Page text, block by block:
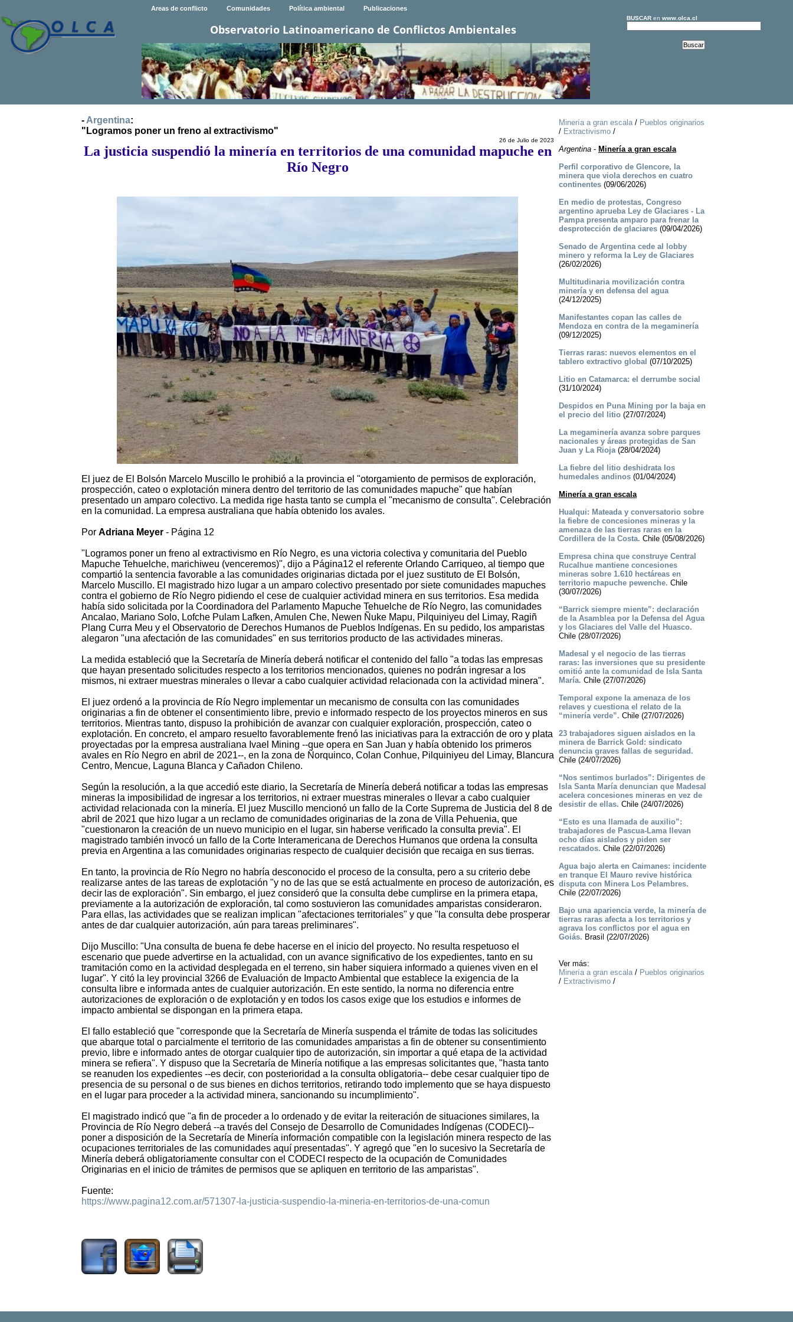
Areas de conflicto Comunidades Política ambiental Publicaciones
Observatorio Latinoamericano de Conflictos Ambientales
BUSCARen www.olca.cl
- Argentina:
"Logramos poner un freno al extractivismo"
26 de Julio de 2023
La justicia suspendió la minería en territorios de una comunidad mapuche en
Río Negro
El juez de El Bolsón Marcelo Muscillo le prohibió a la provincia el "otorgamiento de permisos de exploración,
prospección, cateo o explotación minera dentro del territorio de las comunidades mapuche" que habían
presentado un amparo colectivo. La medida rige hasta tanto se cumpla el "mecanismo de consulta". Celebración
en la comunidad. La empresa australiana que había obtenido los avales.
Por Adriana Meyer - Página 12
"Logramos poner un freno al extractivismo en Río Negro, es una victoria colectiva y comunitaria del Pueblo
Mapuche Tehuelche, marichiweu (venceremos)", dijo a Página12 el referente Orlando Carriqueo, al tiempo que
compartió la sentencia favorable a las comunidades originarias dictada por el juez sustituto de El Bolsón,
Marcelo Muscillo. El magistrado hizo lugar a un amparo colectivo presentado por siete comunidades mapuches
contra el gobierno de Río Negro pidiendo el cese de cualquier actividad minera en sus territorios. Esa medida
había sido solicitada por la Coordinadora del Parlamento Mapuche Tehuelche de Río Negro, las comunidades
Ancalao, Mariano Solo, Lofche Pulam Lafken, Amulen Che, Newen Ñuke Mapu, Pilquiniyeu del Limay, Ragiñ
Plang Curra Meu y el Observatorio de Derechos Humanos de Pueblos Indígenas. En su pedido, los amparistas
alegaron "una afectación de las comunidades" en sus territorios producto de las actividades mineras.
La medida estableció que la Secretaría de Minería deberá notificar el contenido del fallo "a todas las empresas
que hayan presentado solicitudes respecto a los territorios mencionados, quienes no podrán ingresar a los
mismos, ni extraer muestras minerales o llevar a cabo cualquier actividad relacionada con la actividad minera".
El juez ordenó a la provincia de Río Negro implementar un mecanismo de consulta con las comunidades
originarias a fin de obtener el consentimiento libre, previo e informado respecto de los proyectos mineros en sus
territorios. Mientras tanto, dispuso la prohibición de avanzar con cualquier exploración, prospección, cateo o
explotación. En concreto, el amparo resuelto favorablemente frenó las iniciativas para la extracción de oro y plata
proyectadas por la empresa australiana Ivael Mining --que opera en San Juan y había obtenido los primeros
avales en Río Negro en abril de 2021--, en la zona de Ñorquinco, Colan Conhue, Pilquiniyeu del Limay, Blancura
Centro, Mencue, Laguna Blanca y Cañadon Chileno.
Según la resolución, a la que accedió este diario, la Secretaría de Minería deberá notificar a todas las empresas
mineras la imposibilidad de ingresar a los territorios, ni extraer muestras minerales o llevar a cabo cualquier
actividad relacionada con la minería. El juez Muscillo mencionó un fallo de la Corte Suprema de Justicia del 8 de
abril de 2021 que hizo lugar a un reclamo de comunidades originarias de la zona de Villa Pehuenia, que
"cuestionaron la creación de un nuevo municipio en el lugar, sin haberse verificado la consulta previa". El
magistrado también invocó un fallo de la Corte Interamericana de Derechos Humanos que ordena la consulta
previa en Argentina a las comunidades originarias respecto de cualquier decisión que recaiga en sus tierras.
En tanto, la provincia de Río Negro no habría desconocido el proceso de la consulta, pero a su criterio debe
realizarse antes de las tareas de explotación "y no de las que se está actualmente en proceso de autorización, es
decir las de exploración". Sin embargo, el juez consideró que la consulta debe cumplirse en la primera etapa,
previamente a la autorización de exploración, tal como sostuvieron las comunidades amparistas consideraron.
Para ellas, las actividades que se realizan implican "afectaciones territoriales" y que "la consulta debe prosperar
antes de dar cualquier autorización, aún para tareas preliminares".
Dijo Muscillo: "Una consulta de buena fe debe hacerse en el inicio del proyecto. No resulta respetuoso el
escenario que puede advertirse en la actualidad, con un avance significativo de los expedientes, tanto en su
tramitación como en la actividad desplegada en el terreno, sin haber siquiera informado a quienes viven en el
lugar". Y citó la ley provincial 3266 de Evaluación de Impacto Ambiental que establece la exigencia de la
consulta libre e informada antes de cualquier autorización. En este sentido, la norma no diferencia entre
autorizaciones de exploración o de explotación y en todos los casos exige que los estudios e informes de
impacto ambiental se dispongan en la primera etapa.
El fallo estableció que "corresponde que la Secretaría de Minería suspenda el trámite de todas las solicitudes
que abarque total o parcialmente el territorio de las comunidades amparistas a fin de obtener su consentimiento
previo, libre e informado antes de otorgar cualquier tipo de autorización, sin importar a qué etapa de la actividad
minera se refiera". Y dispuso que la Secretaría de Minería notifique a las empresas solicitantes que, "hasta tanto
se reanuden los expedientes --es decir, con posterioridad a la consulta obligatoria-- debe cesar cualquier tipo de
presencia de su personal o de sus bienes en dichos territorios, retirando todo implemento que se haya dispuesto
en el lugar para proceder a la actividad minera, sancionando su incumplimiento".
El magistrado indicó que "a fin de proceder a lo ordenado y de evitar la reiteración de situaciones similares, la
Provincia de Río Negro deberá --a través del Consejo de Desarrollo de Comunidades Indígenas (CODECI)--
poner a disposición de la Secretaría de Minería información compatible con la legislación minera respecto de las
ocupaciones territoriales de las comunidades aquí presentadas". Y agregó que "en lo sucesivo la Secretaría de
Minería deberá obligatoriamente consultar con el CODECI respecto de la ocupación de Comunidades
Originarias en el inicio de trámites de permisos que se apliquen en territorio de las amparistas".
Fuente:
https://www.pagina12.com.ar/571307-la-justicia-suspendio-la-mineria-en-territorios-de-una-comun
Minería a gran escala/ Pueblos originarios
/ Extractivismo/
Argentina- Minería a gran escala
Perfil corporativo de Glencore, la
minera que viola derechos en cuatro
continentes(09/06/2026)
En medio de protestas, Congreso
argentino aprueba Ley de Glaciares - La
Pampa presenta amparo para frenar la
desprotección de glaciares(09/04/2026)
Senado de Argentina cede al lobby
minero y reforma la Ley de Glaciares
(26/02/2026)
Multitudinaria movilización contra
minería y en defensa del agua
(24/12/2025)
Manifestantes copan las calles de
Mendoza en contra de la megaminería
(09/12/2025)
Tierras raras: nuevos elementos en el
tablero extractivo global (07/10/2025)
Litio en Catamarca: el derrumbe social
(31/10/2024)
Despidos en Puna Mining por la baja en
el precio del litio(27/07/2024)
La megaminería avanza sobre parques
nacionales y áreas protegidas de San
Juan y La Rioja(28/04/2024)
La fiebre del litio deshidrata los
humedales andinos(01/04/2024)
Minería a gran escala
Hualqui: Mateada y conversatorio sobre
la fiebre de concesiones mineras y la
amenaza de las tierras raras en la
Cordillera de la Costa. Chile (05/08/2026)
Empresa china que construye Central
Rucalhue mantiene concesiones
mineras sobre 1.610 hectáreas en
territorio mapuche pewenche. Chile
(30/07/2026)
“Barrick siempre miente”: declaración
de la Asamblea por la Defensa del Agua
y los Glaciares del Valle del Huasco.
Chile (28/07/2026)
Madesal y el negocio de las tierras
raras: las inversiones que su presidente
omitió ante la comunidad de Isla Santa
María. Chile (27/07/2026)
Temporal expone la amenaza de los
relaves y cuestiona el relato de la
“minería verde”. Chile (27/07/2026)
23 trabajadores siguen aislados en la
minera de Barrick Gold: sindicato
denuncia graves fallas de seguridad.
Chile (24/07/2026)
“Nos sentimos burlados”: Dirigentes de
Isla Santa María denuncian que Madesal
acelera concesiones mineras en vez de
desistir de ellas. Chile (24/07/2026)
“Esto es una llamada de auxilio”:
trabajadores de Pascua-Lama llevan
ocho días aislados y piden ser
rescatados. Chile (22/07/2026)
Agua bajo alerta en Caimanes: incidente
en tranque El Mauro revive histórica
disputa con Minera Los Pelambres.
Chile (22/07/2026)
Bajo una apariencia verde, la minería de
tierras raras afecta a los territorios y
agrava los conflictos por el agua en
Goiás. Brasil (22/07/2026)
Ver más:
Minería a gran escala/ Pueblos originarios
/ Extractivismo/